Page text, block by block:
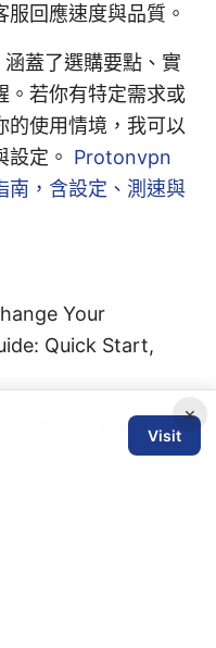
回應速度與品質。
蓋了選購要點、實
。若你有特定需求或
的使用情境，我可以
設定。 Protonvpn
南，含設定、測速與
Your
Quick Start,
guide to vpns with×
Visit